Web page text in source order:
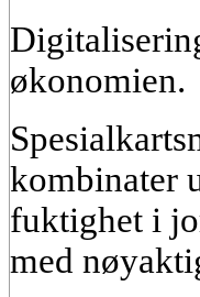
økonomien.
kombinater
fuktighet i
med